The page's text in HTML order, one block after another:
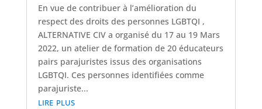
En vue de contribuer à l’amélioration du
respect des droits des personnes LGBTQI ,
ALTERNATIVE CIV a organisé du 17 au 19 Mars
2022, un atelier de formation de 20 éducateurs
pairs parajuristes issus des organisations
LGBTQI. Ces personnes identifiées comme
parajuriste...
lire plus